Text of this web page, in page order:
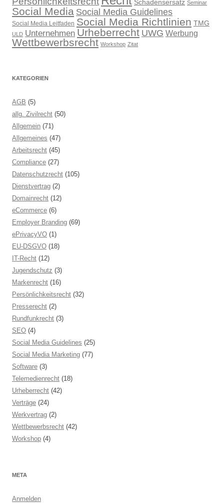
Schadensersatz Seminar
Social Media Social Media Guidelines
Social Media Leitfaden Social Media Richtlinien TMG
ULD Unternehmen Urheberrecht UWG Werbung
Wettbewerbsrecht Workshop Zitat
KATEGORIEN
AGB (5)
allg. Zivilrecht (50)
Allgemein (71)
Allgemeines (47)
Arbeitsrecht (45)
Compliance (27)
Datenschutzrecht (105)
Dienstvertrag (2)
Domainrecht (12)
eCommerce (6)
Employer Branding (69)
ePrivacyVO (1)
EU-DSGVO (18)
IT-Recht (12)
Jugendschutz (3)
Markenrecht (16)
Persönlichkeitsrecht (32)
Presserecht (2)
Rundfunkrecht (3)
SEO (4)
Social Media Guidelines (25)
Social Media Marketing (77)
Software (3)
Telemedienrecht (18)
Urheberrecht (42)
Verträge (24)
Werkvertrag (2)
Wettbewerbsrecht (42)
Workshop (4)
META
Anmelden